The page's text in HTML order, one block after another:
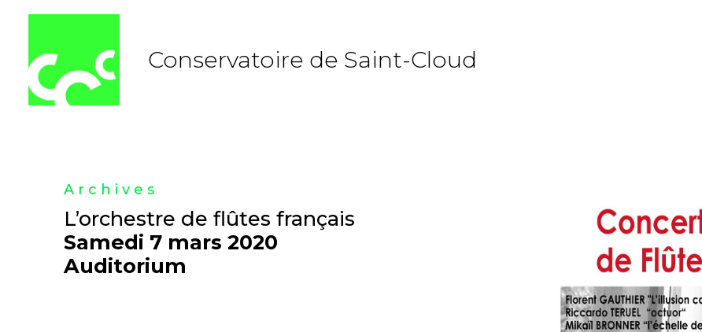
Conservatoire de Saint-Cloud
Archives
L’orchestre de flûtes français
Samedi 7 mars 2020
Auditorium